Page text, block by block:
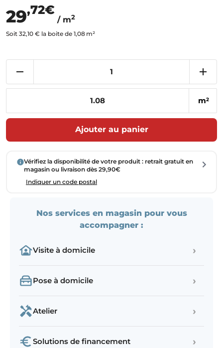
29,72€
/ m2
Soit 32,10 € la boite de 1,08 m²
m2
Ajouter au panier
Vérifiez la disponibilité de votre produit : retrait gratuit en
magasin ou livraison dès 29,90€
Indiquer un code postal
Nos services en magasin pour vous
accompagner :
Visite à domicile ›
Pose à domicile ›
Atelier ›
Solutions de financement ›